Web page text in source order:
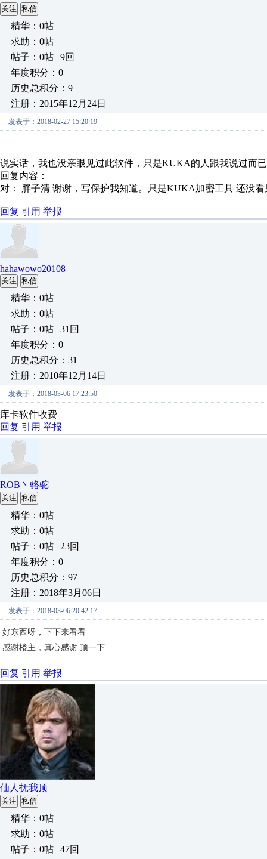
关注 私信
精华：0帖
求助：0帖
帖子：0帖 | 9回
年度积分：0
历史总积分：9
注册：2015年12月24日
发表于：2018-02-27 15:20:19
说实话，我也没亲眼见过此软件，只是KUKA的人跟我说过而
回复内容：
对： 胖子清 谢谢，写保护我知道。只是KUKA加密工具 还没
回复 引用 举报
hahawowo20108
关注 私信
精华：0帖
求助：0帖
帖子：0帖 | 31回
年度积分：0
历史总积分：31
注册：2010年12月14日
发表于：2018-03-06 17:23:50
库卡软件收费
回复 引用 举报
ROB丶骆驼
关注 私信
精华：0帖
求助：0帖
帖子：0帖 | 23回
年度积分：0
历史总积分：97
注册：2018年3月06日
发表于：2018-03-06 20:42:17
好东西呀，下下来看看
感谢楼主，真心感谢.顶一下
回复 引用 举报
仙人抚我顶
关注 私信
精华：0帖
求助：0帖
帖子：0帖 | 47回